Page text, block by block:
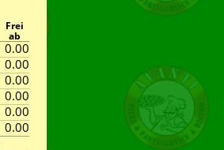
Frei
ab
0.00
0.00
0.00
0.00
0.00
0.00